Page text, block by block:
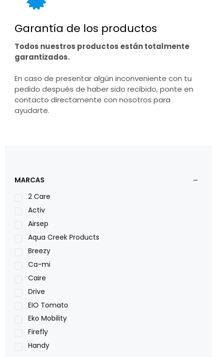
Garantía de los productos
Todos nuestros productos están totalmente
garantizados.
En caso de presentar algún inconveniente con tu
pedido después de haber sido recibido, ponte en
contacto directamente con nosotros para
ayudarte.
MARCAS
2 Care
Activ
Airsep
Aqua Creek Products
Breezy
Ca-mi
Caire
Drive
EIO Tomato
Eko Mobility
Firefly
Handy